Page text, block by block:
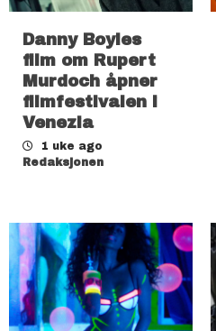
Danny Boyles
film om Rupert
Murdoch åpner
filmfestivalen i
Venezia
1 uke ago
Redaksjonen